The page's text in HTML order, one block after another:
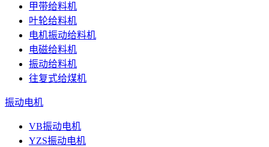
甲带给料机
叶轮给料机
电机振动给料机
电磁给料机
振动给料机
往复式给煤机
振动电机
VB振动电机
YZS振动电机